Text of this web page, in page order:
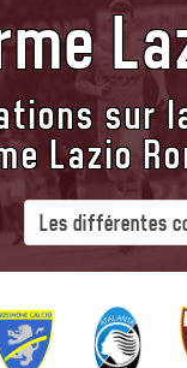
sur
Lazio